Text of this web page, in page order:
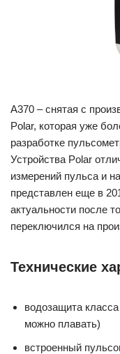
A370 – снятая с
Polar, которая уже
разработке
Устройства Polar
измерений пульса и
представлен еще в
актуальности после
переключился на
Технические
водозащита
можно плавать)
встроенный